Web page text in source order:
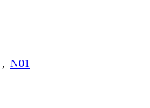
, N01